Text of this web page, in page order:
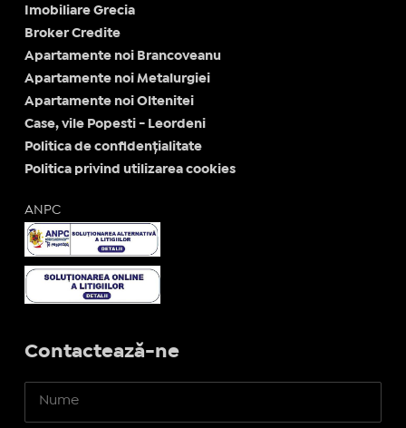
Imobiliare Grecia
Broker Credite
Apartamente noi Brancoveanu
Apartamente noi Metalurgiei
Apartamente noi Oltenitei
Case, vile Popesti - Leordeni
Politica de confidențialitate
Politica privind utilizarea cookies
ANPC
Contactează-ne